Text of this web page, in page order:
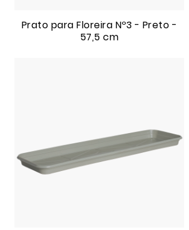
Prato para Floreira Nº3 - Preto -
57,5 cm